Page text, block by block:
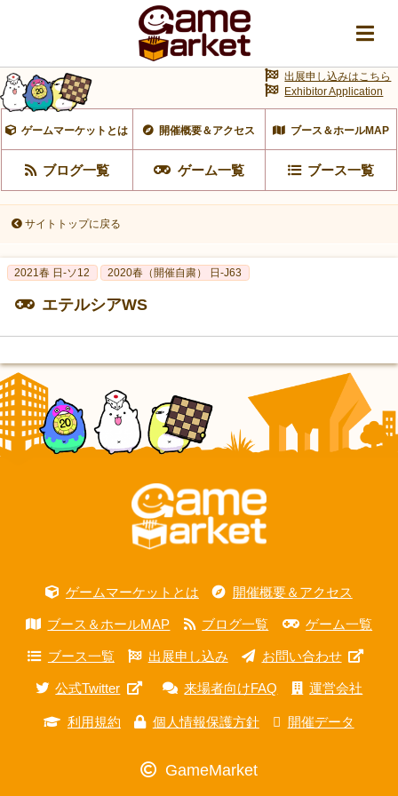
ゲームマーケットとは 開催概要＆アクセス ブース＆ホールMAP
ブログ一覧 ゲーム一覧 ブース一覧
出展申し込みはこちら
Exhibitor Application
サイトトップに戻る
2021春 日-ソ12 2020春（開催自粛） 日-J63
エテルシアWS
ゲームマーケットとは 開催概要＆アクセス
ブース＆ホールMAP ブログ一覧 ゲーム一覧
ブース一覧 出展申し込み お問い合わせ
公式Twitter 来場者向けFAQ 運営会社
利用規約 個人情報保護方針 開催データ
GameMarket